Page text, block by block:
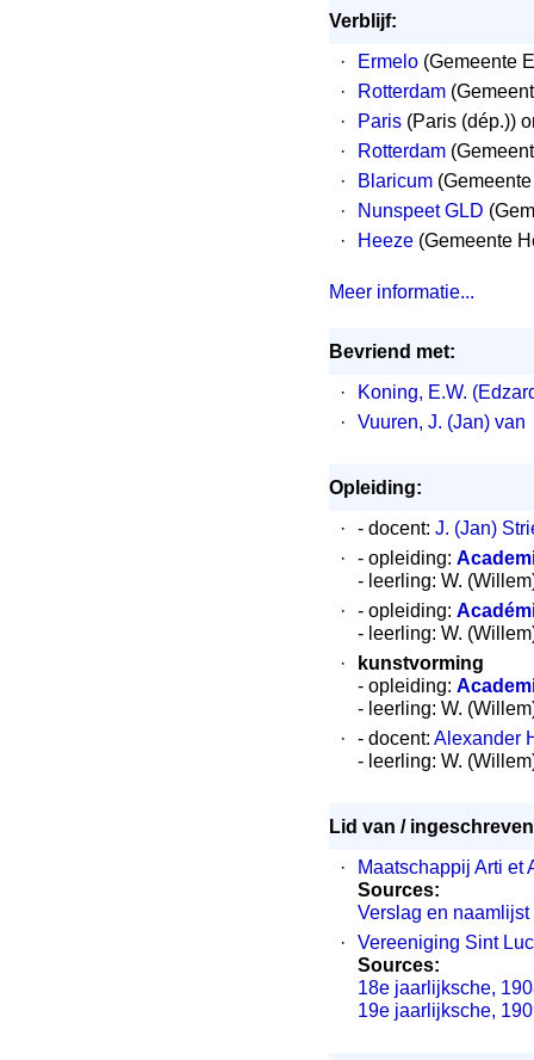
Verblijf:
·
Ermelo (Gemeente
·
Rotterdam
·
Paris (Paris (dép.))
·
Rotterdam
·
Blaricum
·
Nunspeet GLD
·
Heeze (Gemeente
Meer informatie...
Bevriend met:
·
Koning, E.W.
·
Vuuren, J. (Jan) van
Opleiding:
·
- docent: J. (Jan)
·
- opleiding:
- leerling: W.
·
- opleiding:
- leerling: W.
·
kunstvorming
- opleiding:
- leerling: W.
·
- docent: Alexander
- leerling: W.
Lid van /
·
Maatschappij Arti et
Sources:
Verslag en
·
Vereeniging Sint
Sources:
18e jaarlijksche,
19e jaarlijksche,